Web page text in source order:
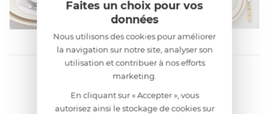
AIDE AU CHOIX
Faites un choix pour vos
données
Nous utilisons des cookies pour améliorer
la navigation sur notre site, analyser son
utilisation et contribuer à nos efforts
marketing.
En cliquant sur « Accepter », vous
autorisez ainsi le stockage de cookies sur